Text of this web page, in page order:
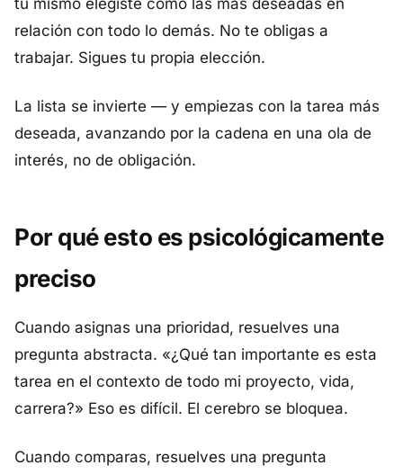
tú mismo elegiste como las más deseadas en
relación con todo lo demás. No te obligas a
trabajar. Sigues tu propia elección.
La lista se invierte — y empiezas con la tarea más
deseada, avanzando por la cadena en una ola de
interés, no de obligación.
Por qué esto es psicológicamente
preciso
Cuando asignas una prioridad, resuelves una
pregunta abstracta. «¿Qué tan importante es esta
tarea en el contexto de todo mi proyecto, vida,
carrera?» Eso es difícil. El cerebro se bloquea.
Cuando comparas, resuelves una pregunta